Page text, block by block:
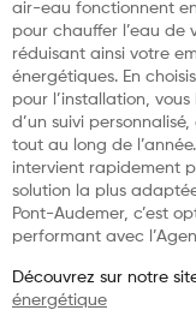
air-eau fonctionnent
pour chauffer l’eau de
réduisant ainsi votre
énergétiques. En
pour l’installation,
d’un suivi
tout au long de
intervient rapidement
solution la plus
Pont-Audemer, c’est
performant avec
Découvrez sur notre
énergétique